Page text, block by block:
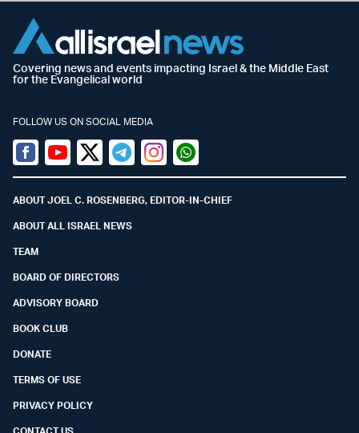
Covering news and events impacting Israel & the Middle East
for the Evangelical world
FOLLOW US ON SOCIAL MEDIA
Facebook
YoutubeTwitter (X)
TelegramInstagramWhatsapp
ABOUT JOEL C. ROSENBERG, EDITOR-IN-CHIEF
ABOUT ALL ISRAEL NEWS
TEAM
BOARD OF DIRECTORS
ADVISORY BOARD
BOOK CLUB
DONATE
TERMS OF USE
PRIVACY POLICY